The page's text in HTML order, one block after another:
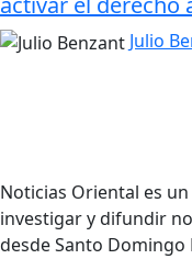
Julio
Noticias Oriental es
investigar y difundir
desde Santo Domingo